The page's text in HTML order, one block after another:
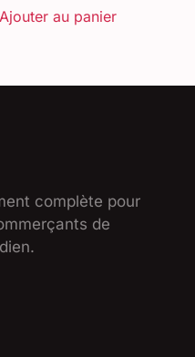
Ajouter au panier
complète pour
de